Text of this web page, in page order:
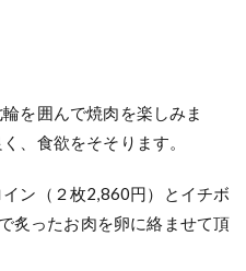
を囲んで焼肉を楽しみま
、食欲をそそります。
ン（２枚2,860円）とイチボ
炙ったお肉を卵に絡ませて頂